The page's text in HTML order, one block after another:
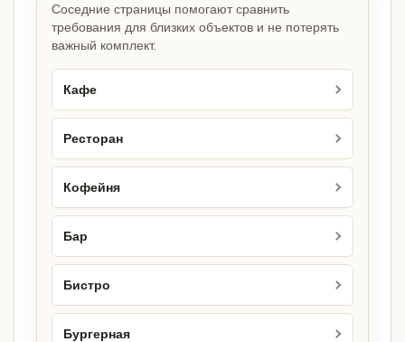
Соседние страницы помогают сравнить
требования для близких объектов и не потерять
важный комплект.
Кафе
Ресторан
Кофейня
Бар
Бистро
Бургерная